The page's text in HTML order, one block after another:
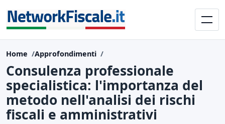
Home Approfondimenti
Consulenza professionale
specialistica: l'importanza del
metodo nell'analisi dei rischi
fiscali e amministrativi